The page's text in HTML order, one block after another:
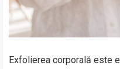
Exfolierea corporală este